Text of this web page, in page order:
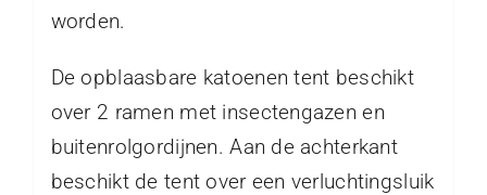
worden.
De opblaasbare katoenen tent beschikt
over 2 ramen met insectengazen en
buitenrolgordijnen. Aan de achterkant
beschikt de tent over een verluchtingsluik